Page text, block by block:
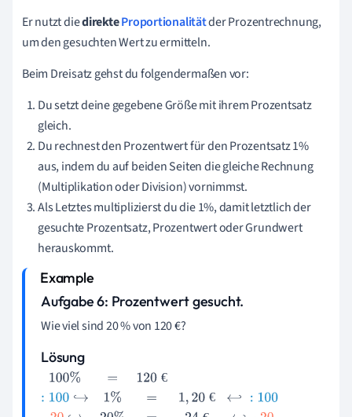
Er nutzt diedirekteProportionalitätder Prozentrechnung,
um den gesuchten Wert zu ermitteln.
Beim Dreisatz gehst du folgendermaßen vor:
Du setzt deine gegebene Größe mit ihrem Prozentsatz
gleich.
Du rechnest den Prozentwert für den Prozentsatz 1%
aus, indem du auf beiden Seiten die gleiche Rechnung
(Multiplikation oder Division) vornimmst.
Als Letztes multiplizierst du die 1%, damit letztlich der
gesuchte Prozentsatz, Prozentwert oder Grundwert
herauskommt.
Aufgabe 6: Prozentwert gesucht.
Wie viel sind 20 % von 120 €?
Lösung
€
€
100% =120 100 %=1 €↩:100·20↪20 %=2